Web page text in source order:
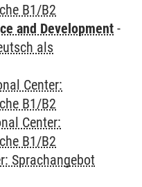
B1/B2
and Development -
als
Center:
B1/B2
Center:
B1/B2
Sprachangebot